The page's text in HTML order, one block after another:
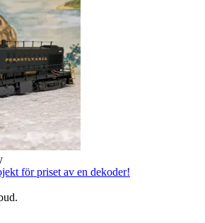
för priset av en dekoder!
.